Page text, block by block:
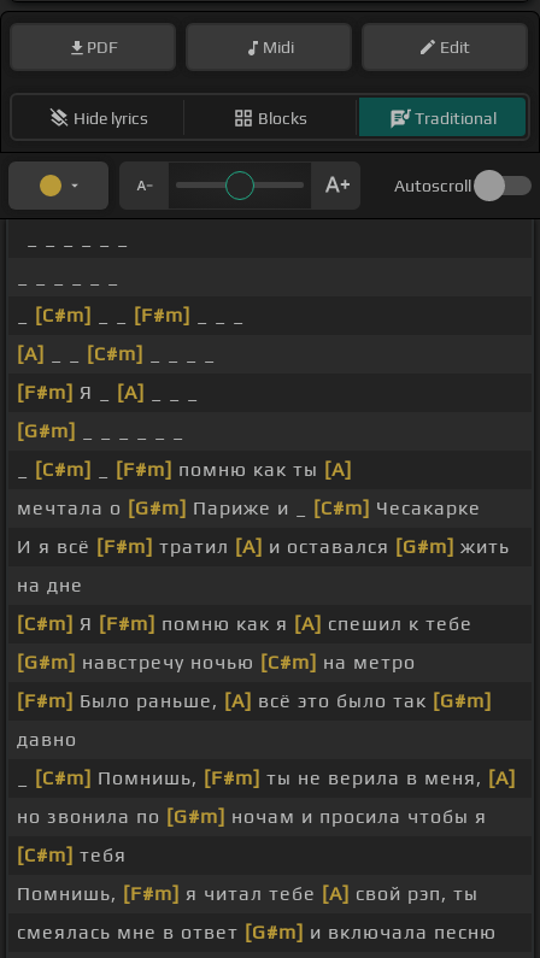
PDF Midi Edit
Hide lyrics Blocks Traditional
Autoscroll
[C#m] [F#m]
[A]
[C#m]
[F#m] Я _ [A]
[G#m]
[C#m] [F#m] помню как ты [A]
мечтала о [G#m] Париже и _ [C#m] Чесакарке
И я всё [F#m] тратил [A] и оставался [G#m] жить
на дне
[C#m] Я [F#m] помню как я [A] спешил к тебе
[G#m] навстречу ночью [C#m] на метро
[F#m] Было раньше, [A] всё это было так [G#m]
давно
[C#m] Помнишь, [F#m] ты не верила в меня, [A]
но звонила по [G#m] ночам и просила чтобы я
[C#m] тебя
Помнишь, [F#m] я читал тебе [A] свой рэп, ты
смеялась мне в ответ [G#m] и включала песню